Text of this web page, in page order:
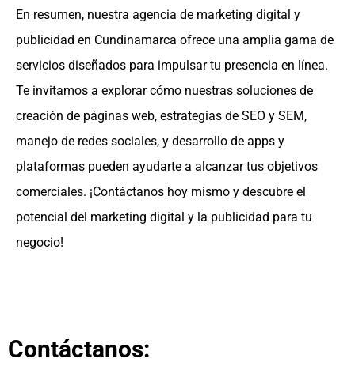
En resumen, nuestra agencia de marketing digital y
publicidad en Cundinamarca ofrece una amplia gama de
servicios diseñados para impulsar tu presencia en línea.
Te invitamos a explorar cómo nuestras soluciones de
creación de páginas web, estrategias de SEO y SEM,
manejo de redes sociales, y desarrollo de apps y
plataformas pueden ayudarte a alcanzar tus objetivos
comerciales. ¡Contáctanos hoy mismo y descubre el
potencial del marketing digital y la publicidad para tu
negocio!
Contáctanos: